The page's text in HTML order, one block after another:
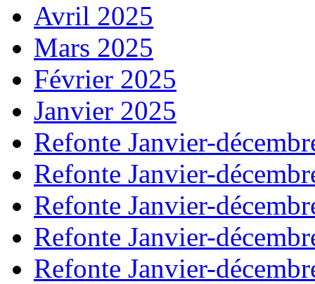
Avril 2025
Mars 2025
Février 2025
Janvier 2025
Refonte Janvier-
Refonte Janvier-
Refonte Janvier-
Refonte Janvier-
Refonte Janvier-